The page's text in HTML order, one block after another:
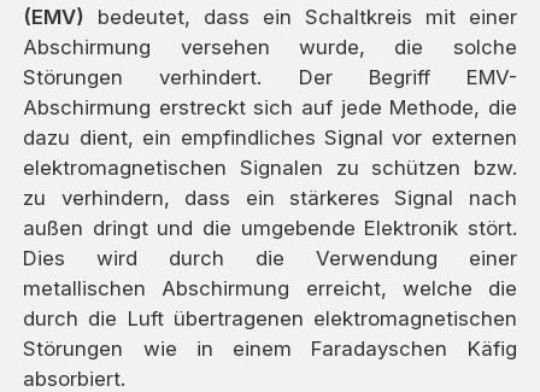
(EMV) bedeutet, dass ein Schaltkreis mit einer
Abschirmung versehen wurde, die solche
Störungen verhindert. Der Begriff EMV-
Abschirmung erstreckt sich auf jede Methode, die
dazu dient, ein empfindliches Signal vor externen
elektromagnetischen Signalen zu schützen bzw.
zu verhindern, dass ein stärkeres Signal nach
außen dringt und die umgebende Elektronik stört.
Dies wird durch die Verwendung einer
metallischen Abschirmung erreicht, welche die
durch die Luft übertragenen elektromagnetischen
Störungen wie in einem Faradayschen Käfig
absorbiert.